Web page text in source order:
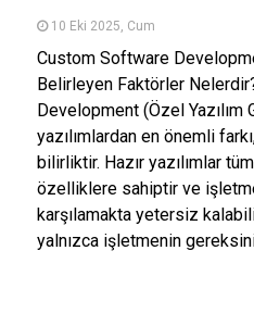
10 Eki 2025, Cum
Custom Software
Belirleyen Faktörler
Development (Özel
yazılımlardan en önemli
bilirliktir. Hazır yazılımlar
özelliklere sahiptir ve
karşılamakta yetersiz
yalnızca işletmenin